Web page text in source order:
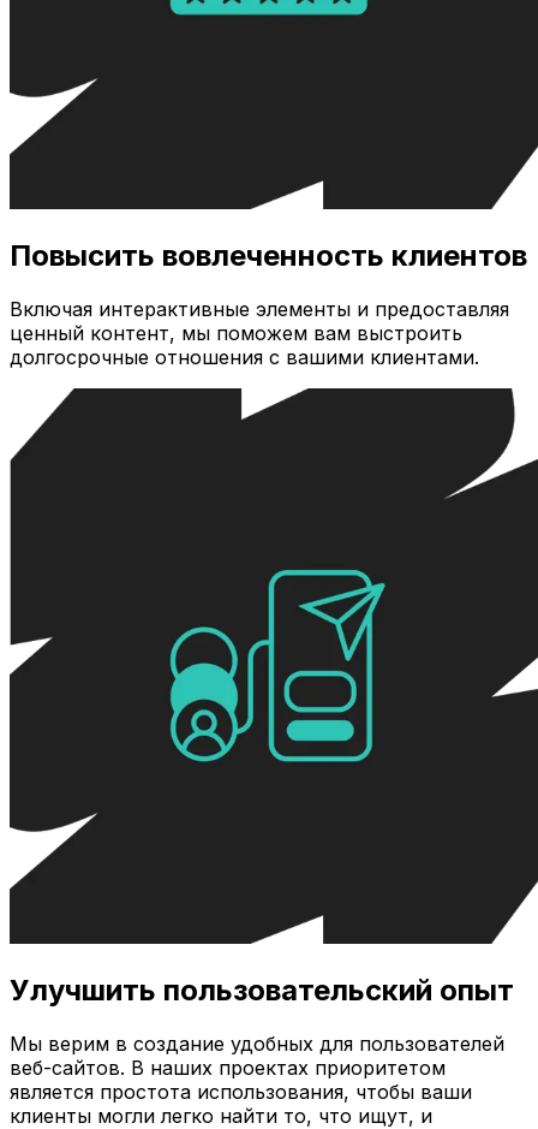
Повысить вовлеченность клиентов
Включая интерактивные элементы и предоставляя
ценный контент, мы поможем вам выстроить
долгосрочные отношения с вашими клиентами.
Улучшить пользовательский опыт
Мы верим в создание удобных для пользователей
веб-сайтов. В наших проектах приоритетом
является простота использования, чтобы ваши
клиенты могли легко найти то, что ищут, и